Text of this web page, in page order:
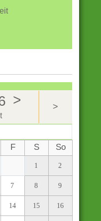
> >
F S So
1 2
7 8 9
14 15 16